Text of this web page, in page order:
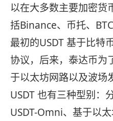
以在大多数主要加密
括Binance、币托、
最初的USDT 基于比特
协议，后来，泰达币为
于以太坊网路以及波场
USDT 也有三种型别：
USDT-Omni、基于以